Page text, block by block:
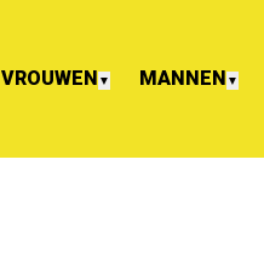
VROUWEN ▼ MANNEN ▼